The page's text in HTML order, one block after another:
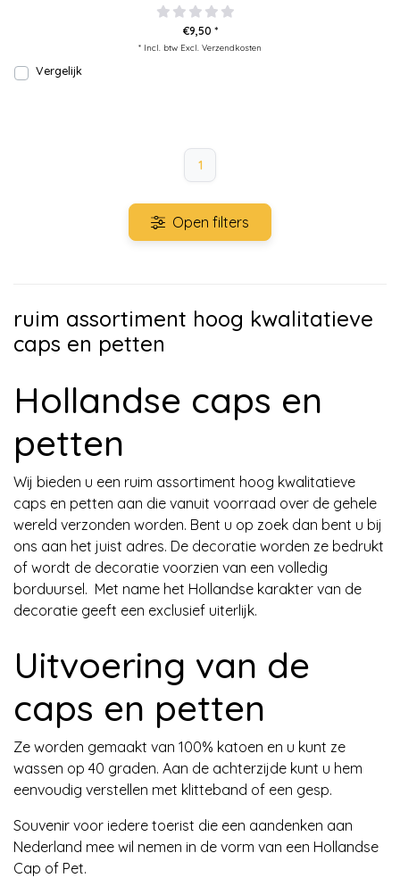
€9,50 *
* Incl. btw Excl. Verzendkosten
Vergelijk
1
Open filters
ruim assortiment hoog kwalitatieve
caps en petten
Hollandse caps en
petten
Wij bieden u een ruim assortiment hoog kwalitatieve
caps en petten aan die vanuit voorraad over de gehele
wereld verzonden worden. Bent u op zoek dan bent u bij
ons aan het juist adres. De decoratie worden ze bedrukt
of wordt de decoratie voorzien van een volledig
borduursel. Met name het Hollandse karakter van de
decoratie geeft een exclusief uiterlijk.
Uitvoering van de
caps en petten
Ze worden gemaakt van 100% katoen en u kunt ze
wassen op 40 graden. Aan de achterzijde kunt u hem
eenvoudig verstellen met klitteband of een gesp.
Souvenir voor iedere toerist die een aandenken aan
Nederland mee wil nemen in de vorm van een Hollandse
Cap of Pet.